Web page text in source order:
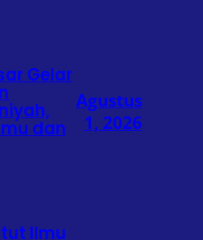
Gelar
dan
Agustus
1, 2026
Ilmu